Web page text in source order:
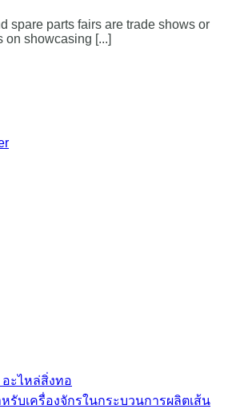
spare parts fairs are trade shows or
on showcasing [...]
อะไหล่สิ่งทอ
รับเครื่องจักรในกระบวนการผลิตเส้น